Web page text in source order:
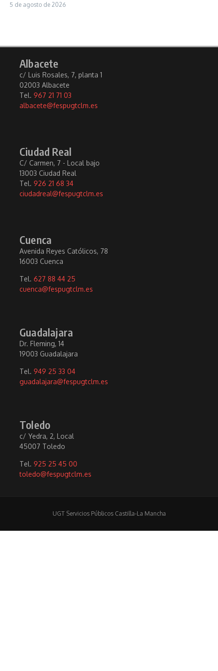
5 de agosto de 2026
Albacete
c/ Luis Rosales, 7, planta 1
02003 Albacete
Tel. 967 21 71 03
albacete@fespugtclm.es
Ciudad Real
C/ Carmen, 7 - Local bajo
13003 Ciudad Real
Tel. 926 21 68 34
ciudadreal@fespugtclm.es
Cuenca
Avenida Reyes Católicos, 78
16003 Cuenca
Tel. 627 88 44 25
cuenca@fespugtclm.es
Guadalajara
Dr. Fleming, 14
19003 Guadalajara
Tel. 949 25 33 04
guadalajara@fespugtclm.es
Toledo
c/ Yedra, 2, Local
45007 Toledo
Tel. 925 25 45 00
toledo@fespugtclm.es
UGT Servicios Públicos Castilla-La Mancha